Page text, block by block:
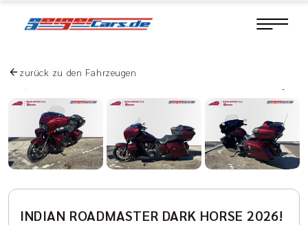
zurück zu den Fahrzeugen
INDIAN ROADMASTER DARK HORSE 2026!